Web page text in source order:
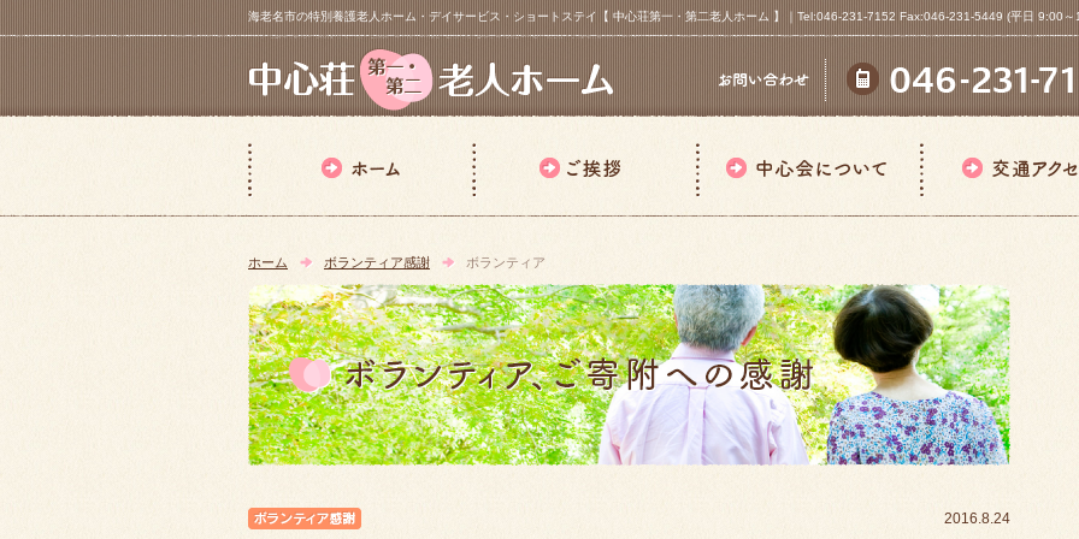
海老名市の特別養護老人ホーム・デイサービス・ショートステイ【 中心荘第一・第二老人ホーム 】｜Tel:046-231-7152 Fax:046-231-5449 (平日 9:00
ホーム ボランティア感謝 ボランティア
2016.8.24